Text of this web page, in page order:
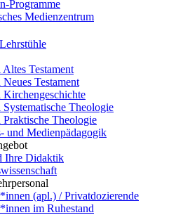
Programme
Medienzentrum
Testament
Testament
Kirchengeschichte
Theologie
Praktische Theologie
und Medienpädagogik
Ihre Didaktik
(apl.) / Privatdozierende
im Ruhestand